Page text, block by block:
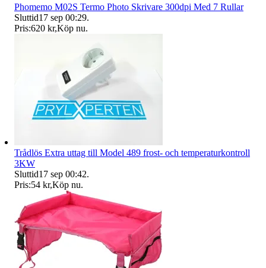
Phomemo M02S Termo Photo Skrivare 300dpi Med 7 Rullar
Sluttid17 sep 00:29.
Pris:620 kr,Köp nu.
Trådlös Extra uttag till Model 489 frost- och temperaturkontroll
3KW
Sluttid17 sep 00:42.
Pris:54 kr,Köp nu.